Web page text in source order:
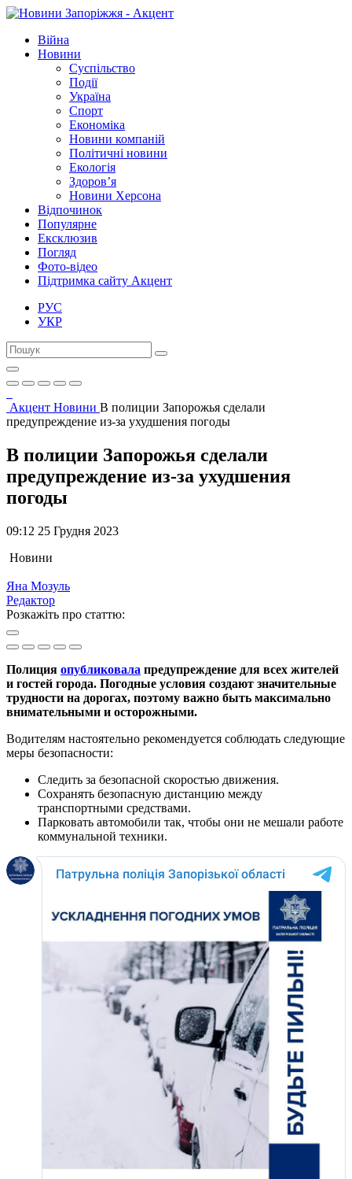
Війна
Новини
Суспільство
Події
Україна
Спорт
Економіка
Новини компаній
Політичні новини
Екологія
Здоров’я
Новини Херсона
Відпочинок
Популярне
Ексклюзив
Погляд
Фото-відео
Підтримка сайту Акцент
РУС
УКР
Акцент Новини В полиции Запорожья сделали
предупреждение из-за ухудшения погоды
В полиции Запорожья сделали
предупреждение из-за ухудшения
погоды
09:12 25 Грудня 2023
Новини
Яна Мозуль
Редактор
Розкажіть про статтю:
Полиция опубликовала предупреждение для всех жителей
и гостей города. Погодные условия создают значительные
трудности на дорогах, поэтому важно быть максимально
внимательными и осторожными.
Водителям настоятельно рекомендуется соблюдать следующие
меры безопасности:
Следить за безопасной скоростью движения.
Сохранять безопасную дистанцию между
транспортными средствами.
Парковать автомобили так, чтобы они не мешали работе
коммунальной техники.